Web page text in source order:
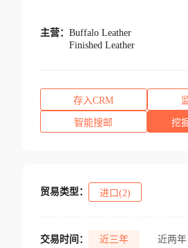
主营： Buffalo Leather
Finished Leather
存入CRM
智能搜邮 挖
贸易类型： 进口(2)
交易时间： 近三年 近两年